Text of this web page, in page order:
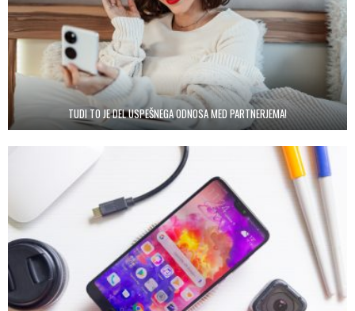
TUDI TO JE DEL USPEŠNEGA ODNOSA MED PARTNERJEMA!